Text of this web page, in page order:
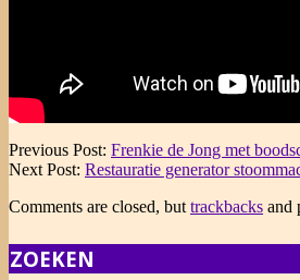
2021-
11-
Previous Post: Frenkie de Jong met
Next Post: Restauratie generator
Comments are closed, but trackbacks and
ZOEKEN